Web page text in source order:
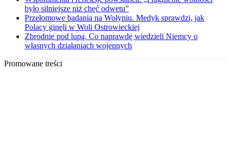
było silniejsze niż chęć odwetu”
Przełomowe badania na Wołyniu. Medyk sprawdzi, jak
Polacy ginęli w Woli Ostrowieckiej
Zbrodnie pod lupą. Co naprawdę wiedzieli Niemcy o
własnych działaniach wojennych
Promowane treści